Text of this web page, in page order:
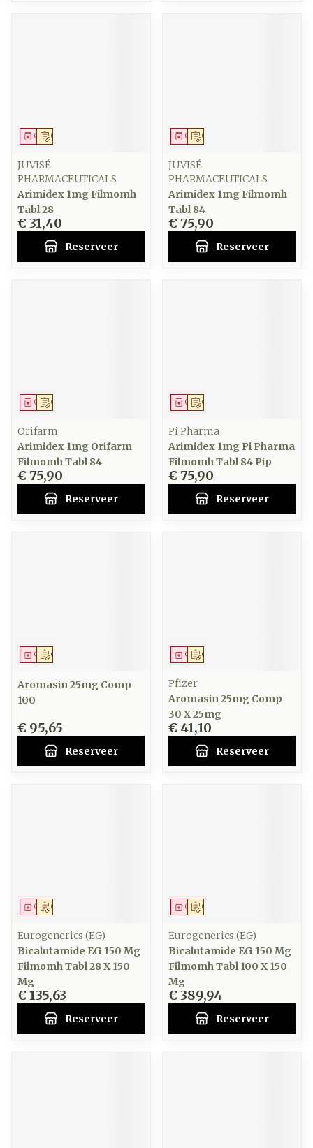
Op voorschrift
Geneesmiddel
JUVISÉ
PHARMACEUTICALS
Arimidex 1mg Filmomh
Tabl 28
€ 31,40
Reserveer
Op voorschrift
Geneesmiddel
JUVISÉ
PHARMACEUTICALS
Arimidex 1mg Filmomh
Tabl 84
€ 75,90
Reserveer
Op voorschrift
Geneesmiddel
Orifarm
Arimidex 1mg Orifarm
Filmomh Tabl 84
€ 75,90
Reserveer
Op voorschrift
Geneesmiddel
Pi Pharma
Arimidex 1mg Pi Pharma
Filmomh Tabl 84 Pip
€ 75,90
Reserveer
Op voorschrift
Geneesmiddel
Aromasin 25mg Comp
100
€ 95,65
Reserveer
Op voorschrift
Geneesmiddel
Pfizer
Aromasin 25mg Comp
30 X 25mg
€ 41,10
Reserveer
Op voorschrift
Geneesmiddel
Eurogenerics (EG)
Bicalutamide EG 150 Mg
Filmomh Tabl 28 X 150
Mg
€ 135,63
Reserveer
Op voorschrift
Geneesmiddel
Eurogenerics (EG)
Bicalutamide EG 150 Mg
Filmomh Tabl 100 X 150
Mg
€ 389,94
Reserveer